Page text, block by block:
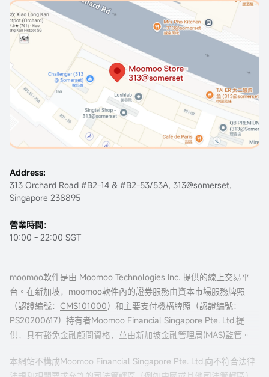
Address:
313 Orchard Road #B2-14 & #B2-53/53A, 313@somerset,
Singapore 238895
營業時間：
10:00 - 22:00 SGT
moomoo軟件是由 Moomoo Technologies Inc. 提供的線上交易平
台。在新加坡，moomoo軟件內的證券服務由資本市場服務牌照
（認證編號： CMS101000）和主要支付機構牌照（認證編號：
PS20200617）持有者Moomoo Financial Singapore Pte. Ltd.提
供，具有豁免金融顧問資格，並由新加坡金融管理局(MAS)監管。
本網站不構成Moomoo Financial Singapore Pte. Ltd.向不符合法律